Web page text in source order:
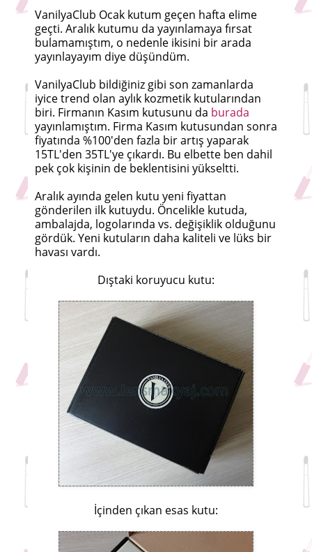
VanilyaClub Ocak kutum geçen hafta elime
geçti. Aralık kutumu da yayınlamaya fırsat
bulamamıştım, o nedenle ikisini bir arada
yayınlayayım diye düşündüm.
VanilyaClub bildiğiniz gibi son zamanlarda
iyice trend olan aylık kozmetik kutularından
biri. Firmanın Kasım kutusunu da burada
yayınlamıştım. Firma Kasım kutusundan sonra
fiyatında %100'den fazla bir artış yaparak
15TL'den 35TL'ye çıkardı. Bu elbette ben dahil
pek çok kişinin de beklentisini yükseltti.
Aralık ayında gelen kutu yeni fiyattan
gönderilen ilk kutuydu. Öncelikle kutuda,
ambalajda, logolarında vs. değişiklik olduğunu
gördük. Yeni kutuların daha kaliteli ve lüks bir
havası vardı.
Dıştaki koruyucu kutu:
İçinden çıkan esas kutu: